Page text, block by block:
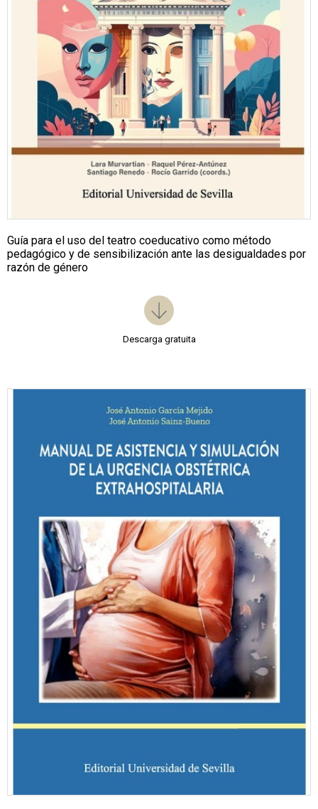
Guía para el uso del teatro coeducativo como método
pedagógico y de sensibilización ante las desigualdades por
razón de género
Descarga gratuita